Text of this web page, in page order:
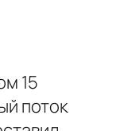
15
поток